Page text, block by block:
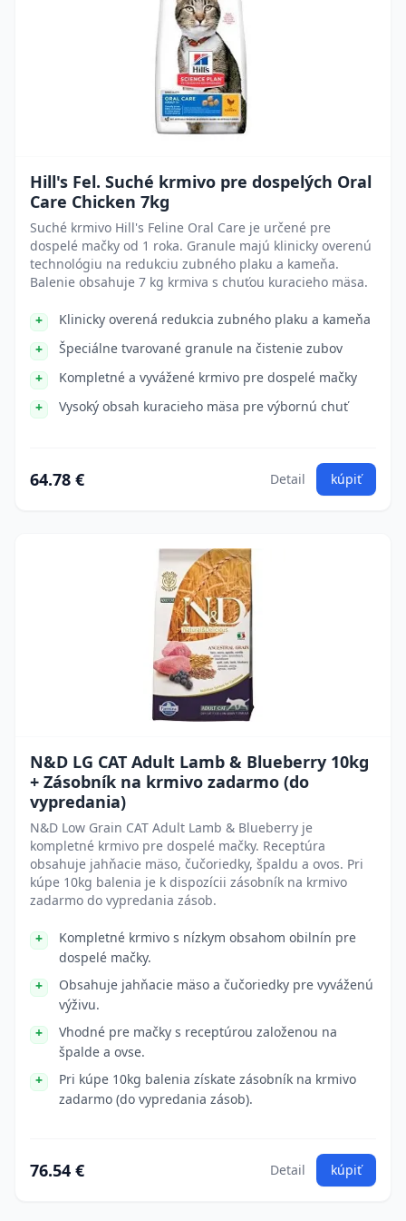
Hill's Fel. Suché krmivo pre dospelých Oral
Care Chicken 7kg
Suché krmivo Hill's Feline Oral Care je určené pre
dospelé mačky od 1 roka. Granule majú klinicky overenú
technológiu na redukciu zubného plaku a kameňa.
Balenie obsahuje 7 kg krmiva s chuťou kuracieho mäsa.
Klinicky overená redukcia zubného plaku a kameňa
Špeciálne tvarované granule na čistenie zubov
Kompletné a vyvážené krmivo pre dospelé mačky
Vysoký obsah kuracieho mäsa pre výbornú chuť
64.78 € Detail kúpiť
N&D LG CAT Adult Lamb & Blueberry 10kg
+ Zásobník na krmivo zadarmo (do
vypredania)
N&D Low Grain CAT Adult Lamb & Blueberry je
kompletné krmivo pre dospelé mačky. Receptúra
obsahuje jahňacie mäso, čučoriedky, špaldu a ovos. Pri
kúpe 10kg balenia je k dispozícii zásobník na krmivo
zadarmo do vypredania zásob.
Kompletné krmivo s nízkym obsahom obilnín pre
dospelé mačky.
Obsahuje jahňacie mäso a čučoriedky pre vyváženú
výživu.
Vhodné pre mačky s receptúrou založenou na
špalde a ovse.
Pri kúpe 10kg balenia získate zásobník na krmivo
zadarmo (do vypredania zásob).
76.54 € Detail kúpiť